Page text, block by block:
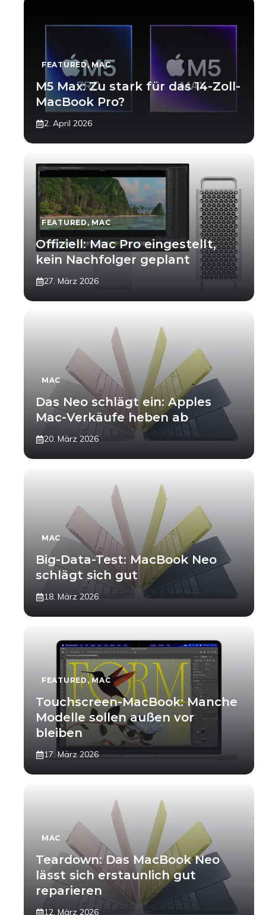
FEATURED, MAC
M5 Max: Zu stark für das 14-Zoll-
MacBook Pro?
2. April 2026
FEATURED,MAC
Offiziell: Mac Pro eingestellt,
kein Nachfolger geplant
27. März 2026
MAC
Das Neo schlägt ein: Apples
Mac-Verkäufe heben ab
20. März 2026
MAC
Big-Data-Test: MacBook Neo
schlägt sich gut
18. März 2026
FEATURED ,MAC
Touchscreen-MacBook: Manche
Modelle sollen außen vor
bleiben
17. März 2026
MAC
Teardown: Das MacBook Neo
lässt sich erstaunlich gut
reparieren
12. März 2026